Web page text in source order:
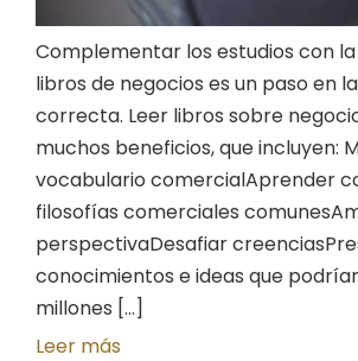
Complementar los estudios con
libros de negocios es un paso en
correcta. Leer libros sobre
muchos beneficios, que incluyen:
vocabulario comercialAprender
filosofías comerciales
perspectivaDesafiar
conocimientos e ideas que
millones [...]
Leer más